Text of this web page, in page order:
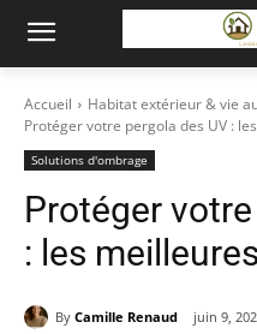
Accueil Habitat extérieur & vie
Protéger votre pergola des UV :
Solutions d'ombrage
Protéger
: les
By Camille Renaud juin 9,